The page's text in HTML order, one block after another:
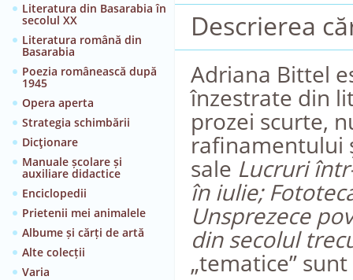
Literatura din Basarabia în
secolul XX
Literatura română din
Basarabia
Poezia românească după
1945
Opera aperta
Strategia schimbării
Dicţionare
Manuale școlare și
auxiliare didactice
Enciclopedii
Prietenii mei animalele
Albume și cărți de artă
Alte colecții
Varia
Descrierea
Adriana Bittel
înzestrate din
prozei scurte,
rafinamentului
sale Lucruri
în iulie;
Unsprezece
din secolul
„tematice”